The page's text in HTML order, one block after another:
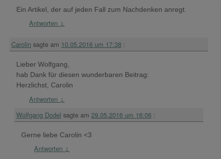
Ein Artikel, der auf jeden Fall zum Nachdenken anregt.
Antworten ↓
Carolin sagte am 10.05.2016 um 17:38 :
Lieber Wolfgang,
hab Dank für diesen wunderbaren Beitrag:
Herzlichst, Carolin
Antworten ↓
Wolfgang Dodel sagte am 29.05.2016 um 16:06 :
Gerne liebe Carolin <3
Antworten ↓